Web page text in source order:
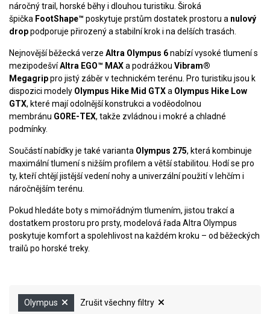
náročný trail, horské běhy i dlouhou turistiku. Široká
špička FootShape™ poskytuje prstům dostatek prostoru a nulový
droppodporuje přirozený a stabilní krok i na delších trasách.
Nejnovější běžecká verze Altra Olympus 6nabízí vysoké tlumení s
mezipodešvíAltra EGO™ MAXa podrážkou Vibram®
Megagrippro jistý záběr v technickém terénu. Pro turistiku jsou k
dispozici modely Olympus Hike Mid GTXa Olympus Hike Low
GTX, které mají odolnější konstrukci a voděodolnou
membránu GORE-TEX, takže zvládnou i mokré a chladné
podmínky.
Součástí nabídky je také varianta Olympus 275, která kombinuje
maximální tlumení s nižším profilem a větší stabilitou. Hodí se pro
ty, kteří chtějí jistější vedení nohy a univerzální použití v lehčím i
náročnějším terénu.
Pokud hledáte boty s mimořádným tlumením, jistou trakcí a
dostatkem prostoru pro prsty, modelová řada Altra Olympus
poskytuje komfort a spolehlivost na každém kroku – od běžeckých
trailů po horské treky.
Olympus Zrušit všechny filtry